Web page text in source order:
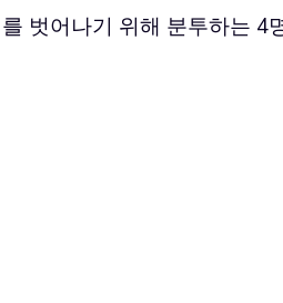
벗어나기 위해 분투하는 4